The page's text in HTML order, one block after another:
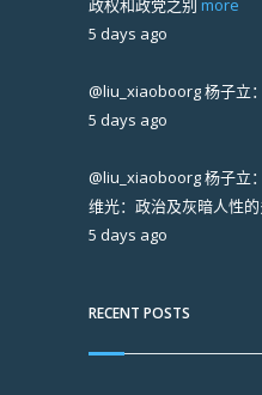
政权和政党之别 more
5 days ago
@liu_xiaoboorg杨子立
5 days ago
@liu_xiaoboorg杨子立
维光：政治及灰暗人性的
5 days ago
RECENT POSTS